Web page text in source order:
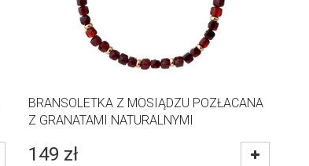
BRANSOLETKA Z MOSIĄDZU POZŁACANA
Z GRANATAMI NATURALNYMI
149 zł